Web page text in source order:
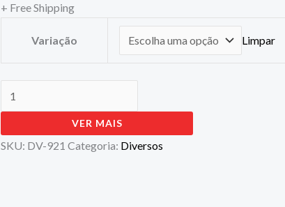
+ Free Shipping
Variação Limpar
VER MAIS
SKU: DV-921 Categoria: Diversos